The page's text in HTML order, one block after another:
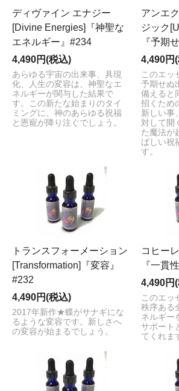
ディヴァイン エナジー
[Divine Energies]『神聖な
エネルギー』#234
4,490円(税込)
あらゆる宇宙の出来事、具現
化、人生の変容は、神聖なエ
ネルギーが関与した結果で
す。この新たな始まりのタイ
ミングに、神のあらゆる祝福
と恩寵が降り注ぐでしょう。
アンエ
ジック
『予期
4,490円
このエッ
予期せぬ
備えると
招くため
新しい事
対して開
た魔法が
ばしい祝
す。
トランスフォーメーション
[Transformation]『変容』
#232
4,490円(税込)
2017年新作★蝶がサナギにな
るような変容です。新しさへ
の変容が始まるでしょう。
コヒー
『一貫
4,490円
このエッ
秩序ある
ネルギー
サポート
てくれま